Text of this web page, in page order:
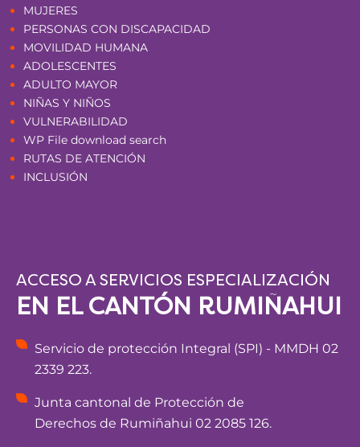
MUJERES
PERSONAS CON DISCAPACIDAD
MOVILIDAD HUMANA
ADOLESCENTES
ADULTO MAYOR
NIÑAS Y NIÑOS
VULNERABILIDAD
WP File download search
RUTAS DE ATENCIÓN
INCLUSIÓN
ACCESO A SERVICIOS ESPECIALIZACIÓN
EN EL CANTÓN RUMIÑAHUI
Servicio de protección Integral (SPI) - MMDH 02
2339 223.
Junta cantonal de Protección de
Derechos de Rumiñahui 02 2085 126.